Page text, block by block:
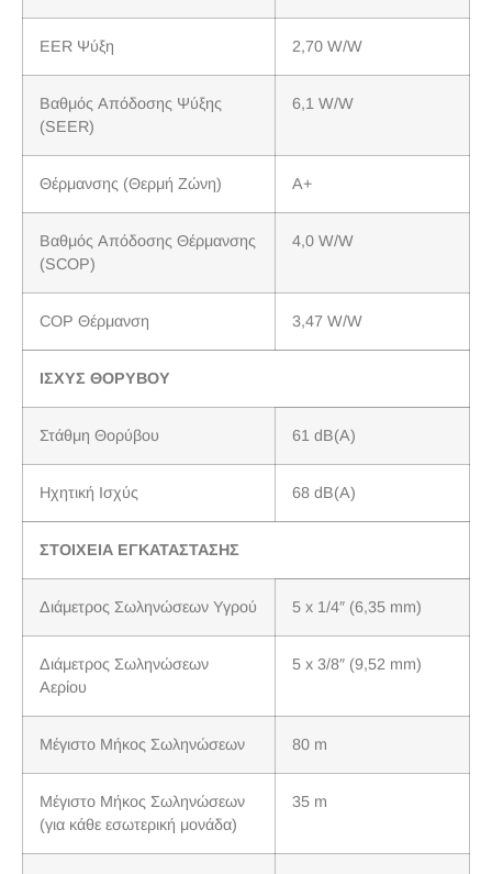
EER Ψύξη 2,70 W/W
Βαθμός Απόδοσης Ψύξης
(SEER)
6,1 W/W
Θέρμανσης (Θερμή Ζώνη) A+
Βαθμός Απόδοσης Θέρμανσης
(SCOP)
4,0 W/W
COP Θέρμανση 3,47 W/W
ΙΣΧΥΣ ΘΟΡΥΒΟΥ
Στάθμη Θορύβου 61 dB(A)
Ηχητική Ισχύς 68 dB(A)
ΣΤΟΙΧΕΙΑ ΕΓΚΑΤΑΣΤΑΣΗΣ
Διάμετρος Σωληνώσεων Υγρού 5 x 1/4″ (6,35 mm)
Διάμετρος Σωληνώσεων
Αερίου
5 x 3/8″ (9,52 mm)
Μέγιστο Μήκος Σωληνώσεων 80 m
Μέγιστο Μήκος Σωληνώσεων
(για κάθε εσωτερική μονάδα)
35 m